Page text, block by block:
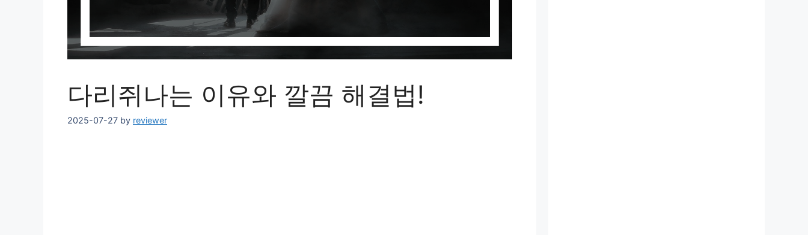
다리쥐나는 이유와 깔끔 해결법!
2025-07-27 by reviewer